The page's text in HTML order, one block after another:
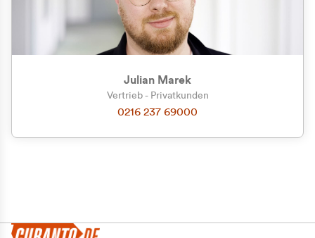
Julian Marek
Vertrieb - Privatkunden
0216 237 69000